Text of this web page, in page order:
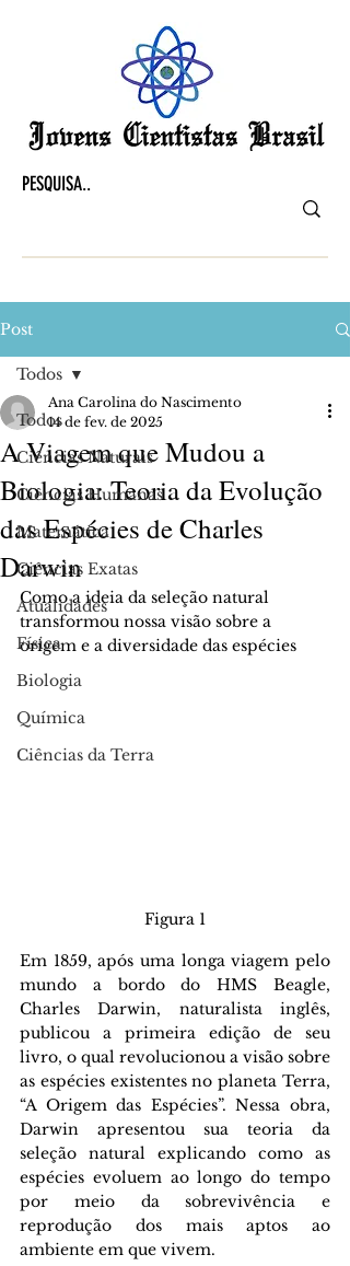
Post
Todos
Ciências Naturais
Ciências Humanas
Matemática
Ciências Exatas
Atualidades
Física
Biologia
Química
Ciências da Terra
Todos
A Viagem que Mudou a
Biologia: Teoria da Evolução
das Espécies de Charles
Darwin
Ana Carolina do Nascimento
14 de fev. de 2025
Como a ideia da seleção natural
transformou nossa visão sobre a
origem e a diversidade das espécies
Figura 1
Em 1859, após uma longa viagem pelo
mundo a bordo do HMS Beagle,
Charles Darwin, naturalista inglês,
publicou a primeira edição de seu
livro, o qual revolucionou a visão sobre
as espécies existentes no planeta Terra,
“A Origem das Espécies”. Nessa obra,
Darwin apresentou sua teoria da
seleção natural explicando como as
espécies evoluem ao longo do tempo
por meio da sobrevivência e
reprodução dos mais aptos ao
ambiente em que vivem.